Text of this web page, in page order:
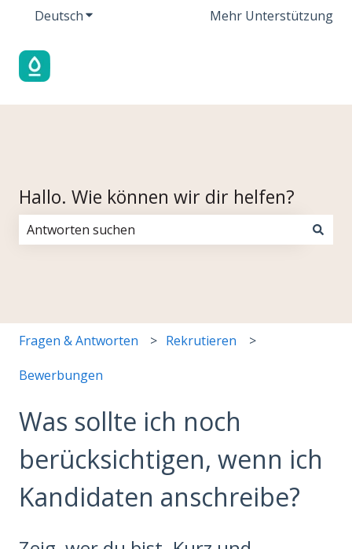
DeutschUntermenü für Übersetzungen anzeigen
Mehr Unterstützung
Hallo. Wie können wir dir helfen?
Fragen & Antworten Rekrutieren
Bewerbungen
Was sollte ich noch
berücksichtigen, wenn ich
Kandidaten anschreibe?